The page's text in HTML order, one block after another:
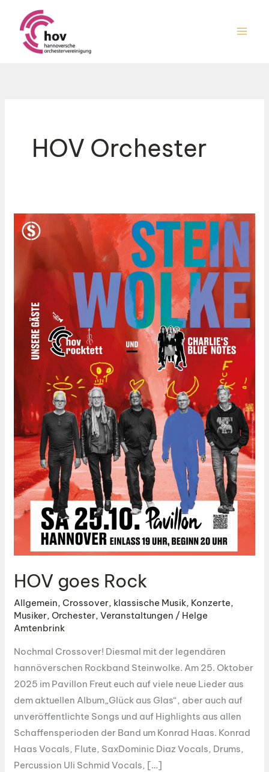
Inhalt
springen
HOV Orchester
HOV goes Rock
Allgemein,Crossover, klassische Musik, Konzerte,
Musiker,Orchester,Veranstaltungen / Helge
Amtenbrink
Nochmal Crossover! Diesmal mit der legendären
hannöverschen Rockband Steinwolke. Am 25. Oktober
2025 im Pavillon Freut euch auf viele neue Lieder aus
dem aktuellen Album„Glück aus Glas“, aber auch auf
unveröffentlichte Songs und auf Highlights aus allen
Schaffensperioden der Band um Konrad Haas. Konrad
Haas Vocals, Flute, SaxDominic Diaz Vocals, Drums,
Percussion Uli Schmid Vocals, […]